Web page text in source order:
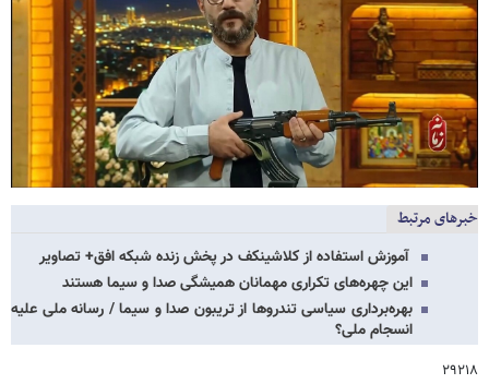
خبرهای مرتبط
آموزش استفاده از کلاشینکف در پخش زنده شبکه افق+ تصاویر
این چهره‌های تکراری مهمانان همیشگی صدا و سیما هستند
بهره‌برداری سیاسی تندروها از تریبون‌ صدا و سیما / رسانه ملی علیه
انسجام ملی؟
۲۹۲۱۸